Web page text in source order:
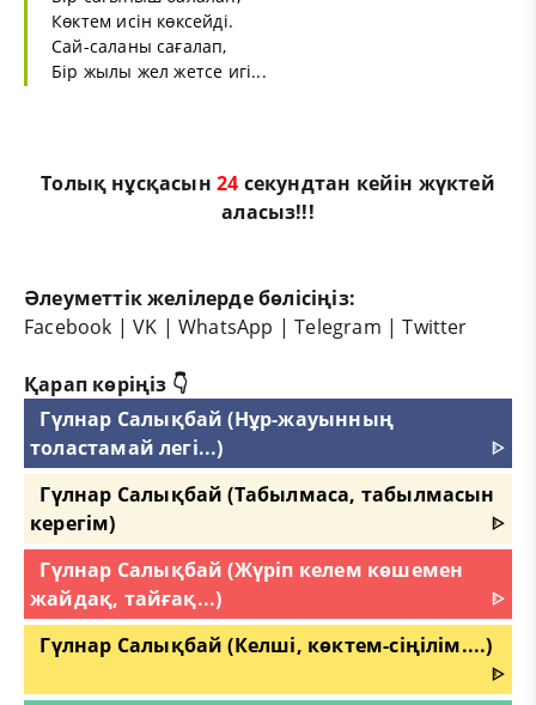
Көктем исін көксейді.
Сай-саланы сағалап,
Бір жылы жел жетсе игі...
Толық нұсқасын24 секундтан кейін жүктей
аласыз!!!
Әлеуметтік желілерде бөлісіңіз:
Facebook |VK |WhatsApp |Telegram |Twitter
Қарап көріңіз 👇
Гүлнар Салықбай (Нұр-жауынның
толастамай легі...)
ᐈ
Гүлнар Салықбай (Табылмаса, табылмасын
керегім)
ᐈ
Гүлнар Салықбай (Жүріп келем көшемен
жайдақ, тайғақ...)
ᐈ
Гүлнар Салықбай (Келші, көктем-сіңілім....)
ᐈ